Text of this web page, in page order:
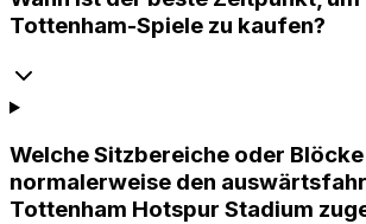
Tottenham-Spiele zu kaufen?
Welche Sitzbereiche oder
normalerweise den
Tottenham Hotspur Stadium